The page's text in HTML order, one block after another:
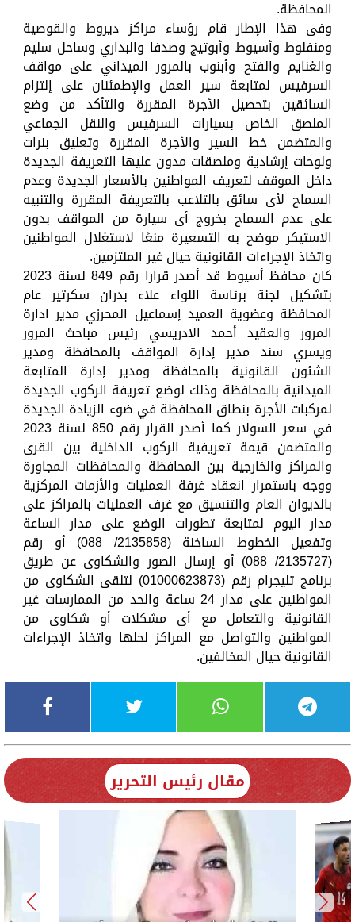
المحافظة.
وفى هذا الإطار قام رؤساء مراكز ديروط والقوصية
ومنفلوط وأسيوط وأبوتيج وصدفا والبداري وساحل سليم
والغنايم والفتح وأبنوب بالمرور الميداني على مواقف
السرفيس لمتابعة سير العمل والإطمئنان على إلتزام
السائقين بتحصيل الأجرة المقررة والتأكد من وضع
الملصق الخاص بسيارات السرفيس والنقل الجماعي
والمتضمن خط السير والأجرة المقررة وتعليق بنرات
ولوحات إرشادية وملصقات مدون عليها التعريفة الجديدة
داخل الموقف لتعريف المواطنين بالأسعار الجديدة وعدم
السماح لأى سائق بالتلاعب بالتعريفة المقررة والتنبيه
على عدم السماح بخروج أى سيارة من المواقف بدون
الاستيكر موضح به التسعيرة منعًا لاستغلال المواطنين
واتخاذ الإجراءات القانونية حيال غير الملتزمين.
كان محافظ أسيوط قد أصدر قرارا رقم 849 لسنة 2023
بتشكيل لجنة برئاسة اللواء علاء بدران سكرتير عام
المحافظة وعضوية العميد إسماعيل المحرزي مدير ادارة
المرور والعقيد أحمد الادريسي رئيس مباحث المرور
ويسري سند مدير إدارة المواقف بالمحافظة ومدير
الشئون القانونية بالمحافظة ومدير إدارة المتابعة
الميدانية بالمحافظة وذلك لوضع تعريفة الركوب الجديدة
لمركبات الأجرة بنطاق المحافظة في ضوء الزيادة الجديدة
في سعر السولار كما أصدر القرار رقم 850 لسنة 2023
والمتضمن قيمة تعريفية الركوب الداخلية بين القرى
والمراكز والخارجية بين المحافظة والمحافظات المجاورة
ووجه باستمرار انعقاد غرفة العمليات والأزمات المركزية
بالديوان العام والتنسيق مع غرف العمليات بالمراكز على
مدار اليوم لمتابعة تطورات الوضع على مدار الساعة
وتفعيل الخطوط الساخنة (2135858/ 088) أو رقم
(2135727/ 088) أو إرسال الصور والشكاوى عن طريق
برنامج تليجرام رقم (01000623873) لتلقى الشكاوى من
المواطنين على مدار 24 ساعة والحد من الممارسات غير
القانونية والتعامل مع أى مشكلات أو شكاوى من
المواطنين والتواصل مع المراكز لحلها واتخاذ الإجراءات
القانونية حيال المخالفين.
مقال رئيس التحرير